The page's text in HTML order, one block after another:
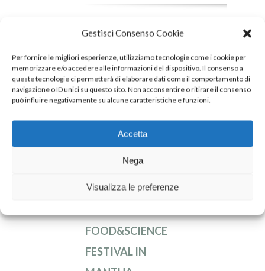
Gestisci Consenso Cookie
Per fornire le migliori esperienze, utilizziamo tecnologie come i cookie per
memorizzare e/o accedere alle informazioni del dispositivo. Il consenso a
queste tecnologie ci permetterà di elaborare dati come il comportamento di
navigazione o ID unici su questo sito. Non acconsentire o ritirare il consenso
può influire negativamente su alcune caratteristiche e funzioni.
Accetta
Nega
Visualizza le preferenze
DOWNLOAD
INALCA IS
FOOD&SCIENCE
FESTIVAL IN